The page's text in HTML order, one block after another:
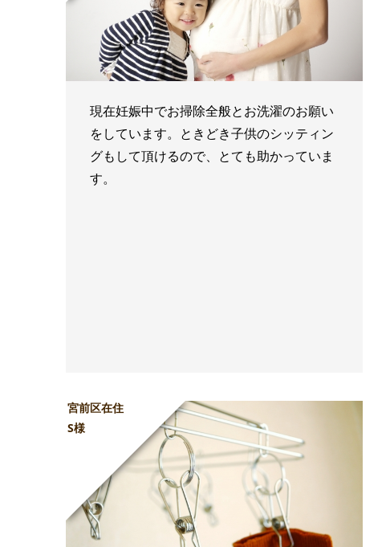
現在妊娠中でお掃除全般とお洗濯のお願い
をしています。ときどき子供のシッティン
グもして頂けるので、とても助かっていま
す。
宮前区在住
S様